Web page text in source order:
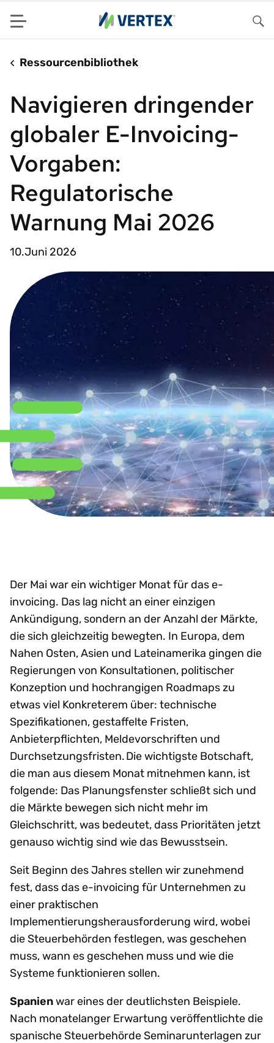
Menu
Ressourcenbibliothek
Navigieren dringender
globaler E-Invoicing-
Vorgaben:
Regulatorische
Warnung Mai 2026
10.Juni 2026
Der Mai war ein wichtiger Monat für das e-
invoicing. Das lag nicht an einer einzigen
Ankündigung, sondern an der Anzahl der Märkte,
die sich gleichzeitig bewegten. In Europa, dem
Nahen Osten, Asien und Lateinamerika gingen die
Regierungen von Konsultationen, politischer
Konzeption und hochrangigen Roadmaps zu
etwas viel Konkreterem über: technische
Spezifikationen, gestaffelte Fristen,
Anbieterpflichten, Meldevorschriften und
Durchsetzungsfristen. Die wichtigste Botschaft,
die man aus diesem Monat mitnehmen kann, ist
folgende: Das Planungsfenster schließt sich und
die Märkte bewegen sich nicht mehr im
Gleichschritt, was bedeutet, dass Prioritäten jetzt
genauso wichtig sind wie das Bewusstsein.
Seit Beginn des Jahres stellen wir zunehmend
fest, dass das e-invoicing für Unternehmen zu
einer praktischen
Implementierungsherausforderung wird, wobei
die Steuerbehörden festlegen, was geschehen
muss, wann es geschehen muss und wie die
Systeme funktionieren sollen.
Spanienwar eines der deutlichsten Beispiele.
Nach monatelanger Erwartung veröffentlichte die
spanische Steuerbehörde Seminarunterlagen zur